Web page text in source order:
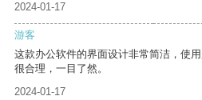
2024-01-17
游客
这款办公软件的界面设计非常简洁，使
很合理，一目了然。
2024-01-17